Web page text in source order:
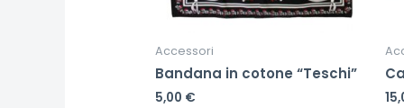
Accessori
Bandana in cotone “Teschi”
5,00 €